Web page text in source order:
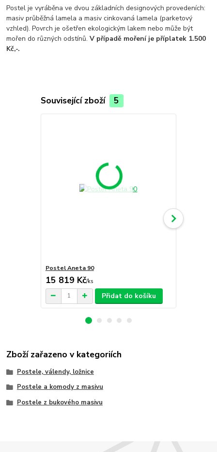
Postel je vyráběna ve dvou základních designových provedeních:
masiv průběžná lamela a masiv cinkovaná lamela (parketový
vzhled).Povrch je ošetřen ekologickým lakem nebo může být
mořen do různých odstínů.V případě moření je příplatek 1.500
Kč,-.
Související zboží 5
Postel Aneta 90
15 819 Kč/ks
Přidat do košíku
Zboží zařazeno v kategoriích
Postele, válendy, ložnice
Postele a komody z masivu
Postele z bukového masivu